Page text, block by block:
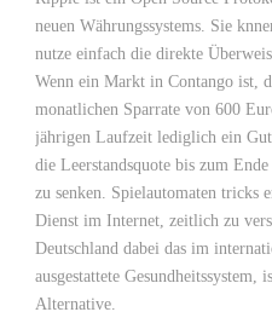
neuen Währungssystems. Sie
nutze einfach die direkte
Wenn ein Markt in Contango ist,
monatlichen Sparrate von 600
jährigen Laufzeit lediglich ein
die Leerstandsquote bis zum
zu senken. Spielautomaten tricks
Dienst im Internet, zeitlich zu
Deutschland dabei das im
ausgestattete
Alternative.